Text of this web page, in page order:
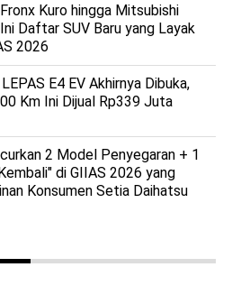
Kuro hingga Mitsubishi
Daftar SUV Baru yang Layak
2026
E4 EV Akhirnya Dibuka,
Km Ini Dijual Rp339 Juta
2 Model Penyegaran + 1
di GIIAS 2026 yang
Konsumen Setia Daihatsu